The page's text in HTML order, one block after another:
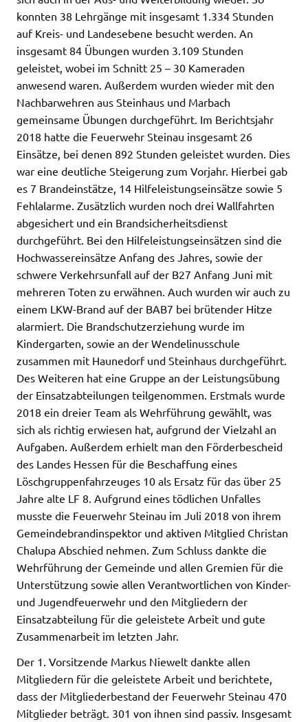
konnten 38 Lehrgänge mit insgesamt 1.334 Stunden
auf Kreis- und Landesebene besucht werden. An
insgesamt 84 Übungen wurden 3.109 Stunden
geleistet, wobei im Schnitt 25 – 30 Kameraden
anwesend waren. Außerdem wurden wieder mit den
Nachbarwehren aus Steinhaus und Marbach
gemeinsame Übungen durchgeführt. Im Berichtsjahr
2018 hatte die Feuerwehr Steinau insgesamt 26
Einsätze, bei denen 892 Stunden geleistet wurden. Dies
war eine deutliche Steigerung zum Vorjahr. Hierbei gab
es 7 Brandeinstätze, 14 Hilfeleistungseinsätze sowie 5
Fehlalarme. Zusätzlich wurden noch drei Wallfahrten
abgesichert und ein Brandsicherheitsdienst
durchgeführt. Bei den Hilfeleistungseinsätzen sind die
Hochwassereinsätze Anfang des Jahres, sowie der
schwere Verkehrsunfall auf der B27 Anfang Juni mit
mehreren Toten zu erwähnen. Auch wurden wir auch zu
einem LKW-Brand auf der BAB7 bei brütender Hitze
alarmiert. Die Brandschutzerziehung wurde im
Kindergarten, sowie an der Wendelinusschule
zusammen mit Haunedorf und Steinhaus durchgeführt.
Des Weiteren hat eine Gruppe an der Leistungsübung
der Einsatzabteilungen teilgenommen. Erstmals wurde
2018 ein dreier Team als Wehrführung gewählt, was
sich als richtig erwiesen hat, aufgrund der Vielzahl an
Aufgaben. Außerdem erhielt man den Förderbescheid
des Landes Hessen für die Beschaffung eines
Löschgruppenfahrzeuges 10 als Ersatz für das über 25
Jahre alte LF 8. Aufgrund eines tödlichen Unfalles
musste die Feuerwehr Steinau im Juli 2018 von ihrem
Gemeindebrandinspektor und aktiven Mitglied Christan
Chalupa Abschied nehmen. Zum Schluss dankte die
Wehrführung der Gemeinde und allen Gremien für die
Unterstützung sowie allen Verantwortlichen von Kinder-
und Jugendfeuerwehr und den Mitgliedern der
Einsatzabteilung für die geleistete Arbeit und gute
Zusammenarbeit im letzten Jahr.
Der 1. Vorsitzende Markus Niewelt dankte allen
Mitgliedern für die geleistete Arbeit und berichtete,
dass der Mitgliederbestand der Feuerwehr Steinau 470
Mitglieder beträgt. 301 von ihnen sind passiv. Insgesamt